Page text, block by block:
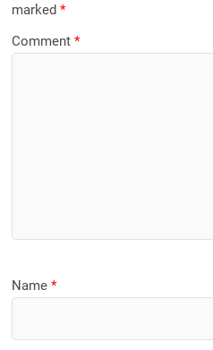
marked*
Comment*
Name*